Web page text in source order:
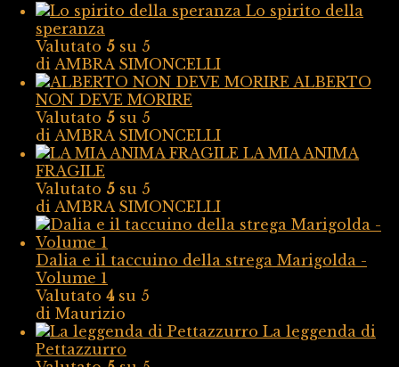
Lo spirito della
speranza
Valutato 5 su 5
di AMBRA SIMONCELLI
ALBERTO
NON DEVE MORIRE
Valutato 5 su 5
di AMBRA SIMONCELLI
LA MIA ANIMA
FRAGILE
Valutato 5 su 5
di AMBRA SIMONCELLI
Dalia e il taccuino della strega Marigolda -
Volume 1
Valutato 4su 5
di Maurizio
La leggenda di
Pettazzurro